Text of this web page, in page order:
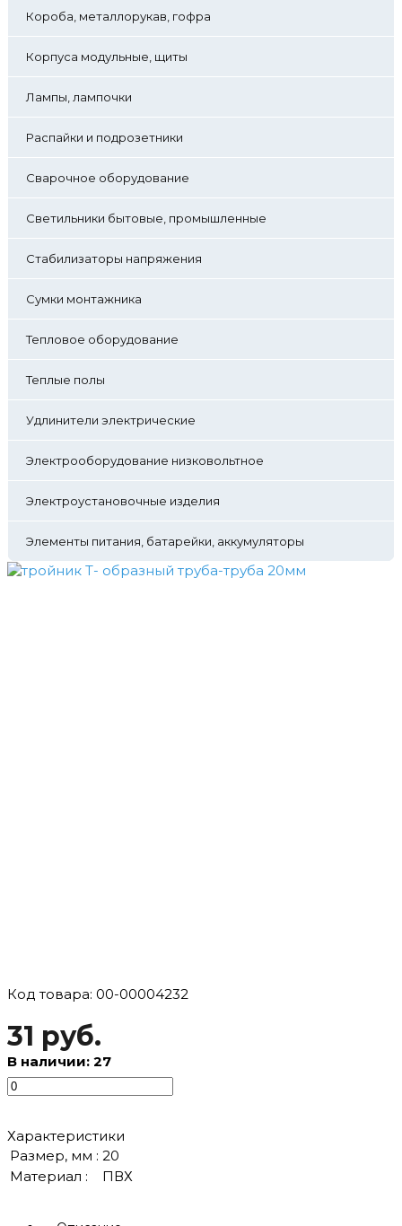
Короба, металлорукав, гофра
Корпуса модульные, щиты
Лампы, лампочки
Распайки и подрозетники
Сварочное оборудование
Светильники бытовые, промышленные
Стабилизаторы напряжения
Сумки монтажника
Тепловое оборудование
Теплые полы
Удлинители электрические
Электрооборудование низковольтное
Электроустановочные изделия
Элементы питания, батарейки, аккумуляторы
Код товара: 00-00004232
31 руб.
В наличии: 27
Характеристики
Размер, мм : 20
Материал :
ПВХ